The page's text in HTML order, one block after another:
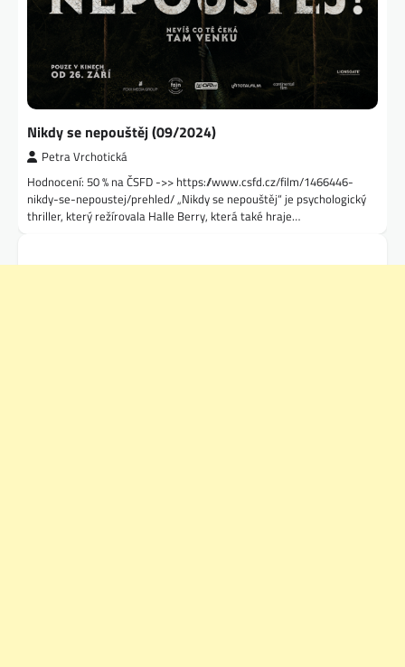
Nikdy se nepouštěj (09/2024)
Petra Vrchotická
Hodnocení: 50 % na ČSFD ->> https://www.csfd.cz/film/1466446-
nikdy-se-nepoustej/prehled/ „Nikdy se nepouštěj“ je psychologický
thriller, který režírovala Halle Berry, která také hraje…